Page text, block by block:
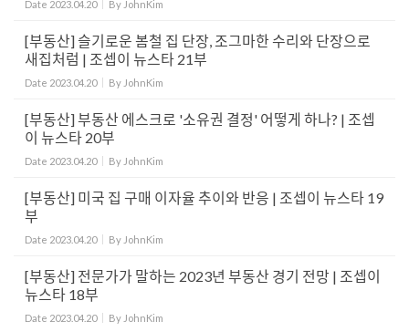
Date 2023.04.20 By JohnKim
[부동산] 슬기로운 봄철 집 단장, 조그마한 수리와 단장으로
새집처럼 | 조셉이 뉴스타 21부
Date 2023.04.20 By JohnKim
[부동산] 부동산 에스크로 '소유권 결정' 어떻게 하나? | 조셉
이 뉴스타 20부
Date 2023.04.20 By JohnKim
[부동산] 미국 집 구매 이자율 추이와 반응 | 조셉이 뉴스타 19
부
Date 2023.04.20 By JohnKim
[부동산] 전문가가 말하는 2023년 부동산 경기 전망 | 조셉이
뉴스타 18부
Date 2023.04.20 By JohnKim